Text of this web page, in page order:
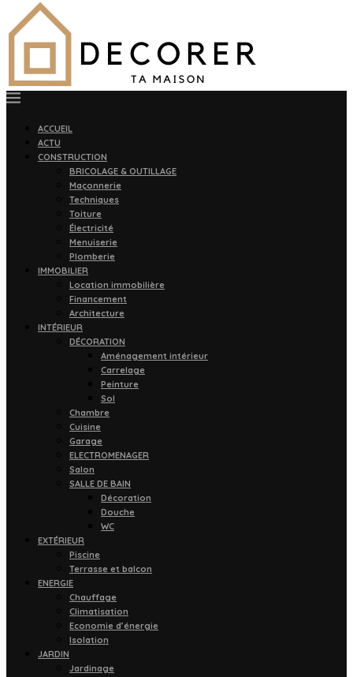
ACCUEIL
ACTU
CONSTRUCTION
BRICOLAGE & OUTILLAGE
Maçonnerie
Techniques
Toiture
Électricité
Menuiserie
Plomberie
IMMOBILIER
Location immobilière
Financement
Architecture
INTÉRIEUR
DÉCORATION
Aménagement intérieur
Carrelage
Peinture
Sol
Chambre
Cuisine
Garage
ELECTROMENAGER
Salon
SALLE DE BAIN
Décoration
Douche
WC
EXTÉRIEUR
Piscine
Terrasse et balcon
ENERGIE
Chauffage
Climatisation
Economie d’énergie
Isolation
JARDIN
Jardinage